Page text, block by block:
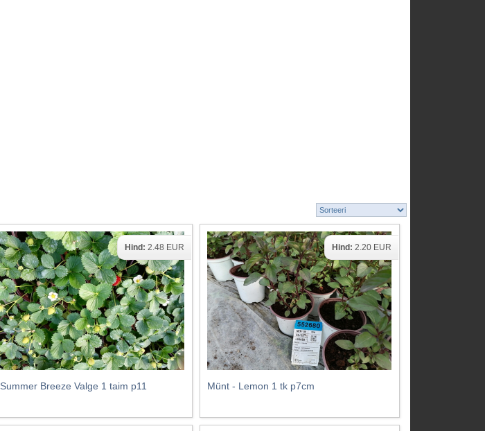
Summer Breeze Valge 1 taim p11
Hind: 2.48 EUR
Münt - Lemon 1 tk p7cm
Hind: 2.20 EUR